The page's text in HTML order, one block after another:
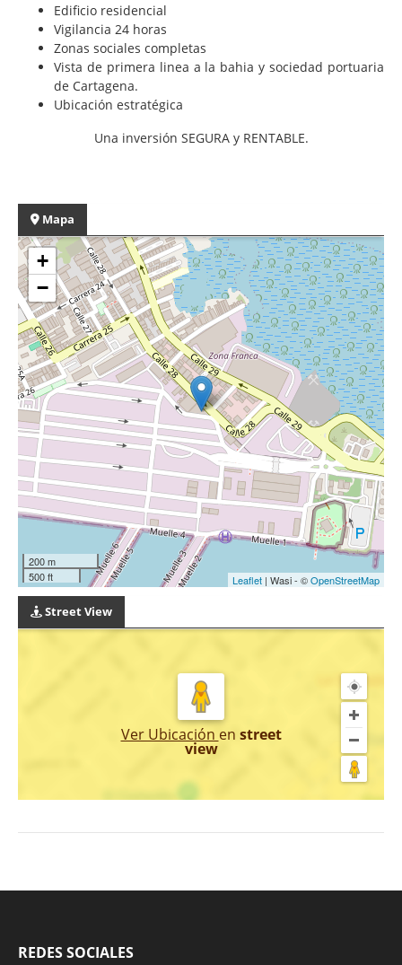
Edificio residencial
Vigilancia 24 horas
Zonas sociales completas
Vista de primera linea a la bahia y sociedad portuaria
de Cartagena.
Ubicación estratégica
Una inversión SEGURA y RENTABLE.
Mapa
+
−
200 m
500 ft
Leaflet | Wasi - ©OpenStreetMap
Street View
Ver Ubicación en street
view
REDES SOCIALES